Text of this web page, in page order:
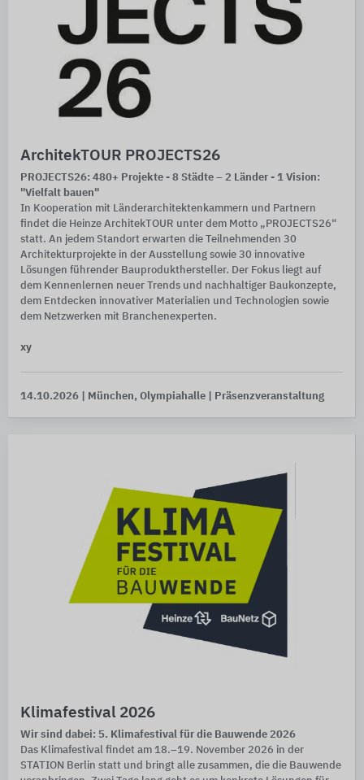
ArchitekTOUR PROJECTS26
PROJECTS26: 480+ Projekte - 8 Städte – 2 Länder - 1 Vision:
"Vielfalt bauen"
In Kooperation mit Länderarchitektenkammern und Partnern
findet die Heinze ArchitekTOUR unter dem Motto „PROJECTS26“
statt. An jedem Standort erwarten die Teilnehmenden 30
Architekturprojekte in der Ausstellung sowie 30 innovative
Lösungen führender Bauprodukthersteller. Der Fokus liegt auf
dem Kennenlernen neuer Trends und nachhaltiger Baukonzepte,
dem Entdecken innovativer Materialien und Technologien sowie
dem Netzwerken mit Branchenexperten.
xy
14.10.2026 | München, Olympiahalle | Präsenzveranstaltung
Klimafestival 2026
Wir sind dabei: 5. Klimafestival für die Bauwende 2026
Das Klimafestival findet am 18.–19. November 2026 in der
STATION Berlin statt und bringt alle zusammen, die die Bauwende